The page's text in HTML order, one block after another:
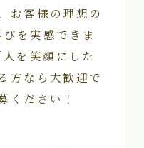
お客様の理想の
を実感できま
を笑顔にした
方なら大歓迎で
ください！